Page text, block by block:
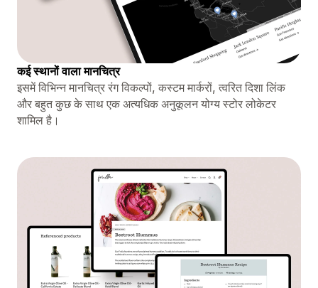
कई स्थानों वाला मानचित्र
इसमें विभिन्न मानचित्र रंग विकल्पों, कस्टम मार्करों, त्वरित दिशा लिंक
और बहुत कुछ के साथ एक अत्यधिक अनुकूलन योग्य स्टोर लोकेटर
शामिल है।